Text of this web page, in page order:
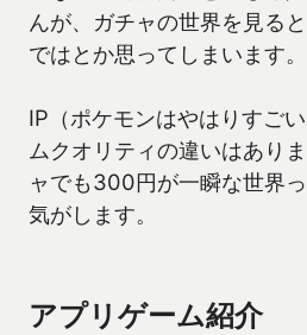
んが、ガチャの世界を見る
ではとか思ってしまいます。
IP（ポケモンはやはりすご
ムクオリティの違いはあり
ャでも300円が一瞬な世界
気がします。
アプリゲーム紹介